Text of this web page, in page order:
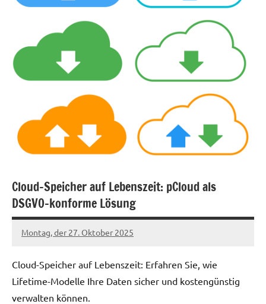
Cloud-Speicher auf Lebenszeit: pCloud als
DSGVO-konforme Lösung
Montag, der 27. Oktober 2025
Patrick
Cloud-Speicher auf Lebenszeit: Erfahren Sie, wie
Lifetime-Modelle Ihre Daten sicher und kostengünstig
verwalten können.